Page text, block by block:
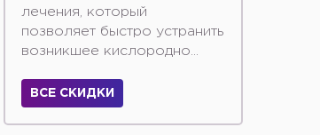
лечения, который
позволяет быстро устранить
возникшее кислородно...
ВСЕ СКИДКИ